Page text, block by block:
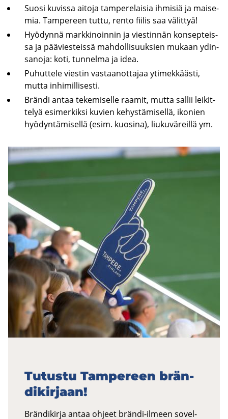
Suosi ku­vis­sa ai­to­ja tam­pe­re­lai­sia ih­mi­siä ja mai­se­
mia. Tam­pe­reen tuttu, rento fii­lis saa vä­lit­tyä!
Hyö­dyn­nä mark­ki­noin­nin ja vies­tin­nän kon­sep­teis­
sa ja pää­vies­teis­sä mah­dol­li­suuk­sien mu­kaan ydin­
sa­no­ja: koti, tun­nel­ma ja idea.
Pu­hut­te­le vies­tin vas­taa­not­ta­jaa yti­mek­kääs­ti,
mutta in­hi­mil­li­ses­ti.
Brän­di antaa te­ke­mi­sel­le raa­mit, mutta sal­lii lei­kit­
te­lyä esi­mer­kik­si ku­vien ke­hys­tä­mi­sel­lä, iko­nien
hyö­dyn­tä­mi­sel­lä (esim. kuo­si­na), liu­ku­vä­reil­lä ym.
Tu­tus­tu Tam­pe­reen brän­
di­kir­jaan!
Brän­di­kir­ja antaa oh­jeet brändi-​ilmeen so­vel­